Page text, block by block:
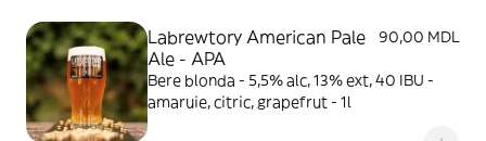
Labrewtory American Pale
Ale - APA
90,00 MDL
Bere blonda - 5,5% alc, 13% ext, 40 IBU -
amaruie, citric, grapefrut - 1l